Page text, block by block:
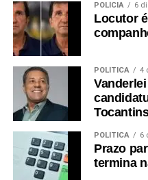
POLÍCIA 6
Locutor
POLÍTICA 4
POLÍTICA 6
Prazo
termina